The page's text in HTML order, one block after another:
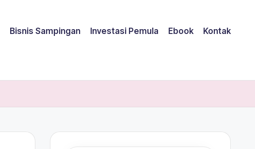
Bisnis Sampingan Investasi Pemula Ebook Kontak